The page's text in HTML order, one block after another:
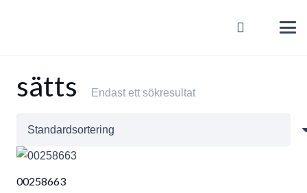
sätts Endast ett sökresultat
00258663